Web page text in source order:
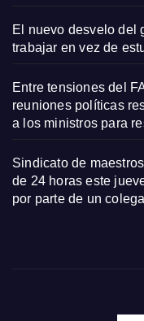
El nuevo desvelo del
trabajar en vez de
Entre tensiones del
reuniones políticas
a los ministros para
Sindicato de
de 24 horas este
por parte de un colega